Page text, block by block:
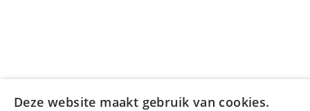
Deze website maakt gebruik van cookies.